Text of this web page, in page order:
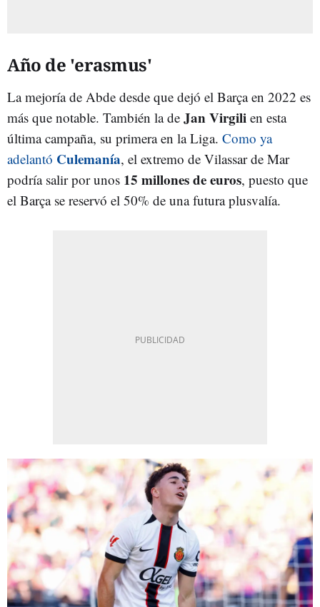
Año de 'erasmus'
La mejoría de Abde desde que dejó el Barça en 2022 es
más que notable. También la de Jan Virgili en esta
última campaña, su primera en la Liga. Como ya
adelantó Culemanía, el extremo de Vilassar de Mar
podría salir por unos 15 millones de euros, puesto que
el Barça se reservó el 50% de una futura plusvalía.